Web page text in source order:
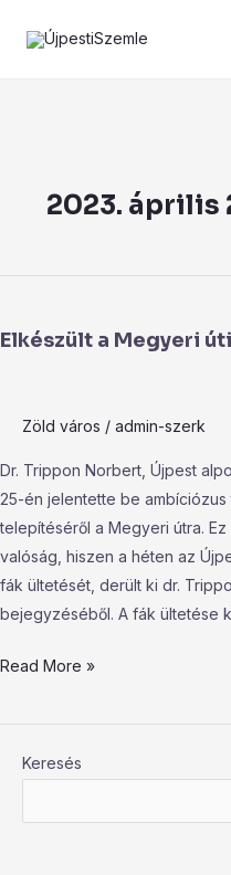
2023. április
Elkészült a Megyeri
Zöld város / admin-szerk
Dr. Trippon Norbert, Újpest
25-én jelentette be
telepítéséről a Megyeri útra. Ez
valóság, hiszen a héten az
fák ültetését, derült ki dr.
bejegyzéséből. A fák ültetése
Megyeri
Read More »
Keresés